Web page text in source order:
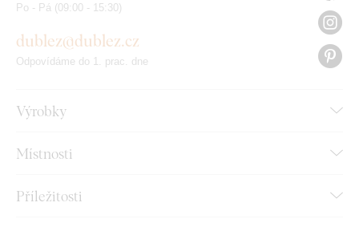
Výrobky
Místnosti
Příležitosti
Po - Pá (09:00 - 15:30)
dublez@dublez.cz
Odpovídáme do 1. prac. dne